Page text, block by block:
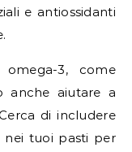
e antiossidanti
3, come
anche aiutare a
di includere
nei tuoi pasti per